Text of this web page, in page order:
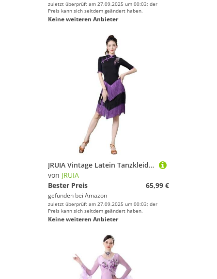
zuletzt überprüft am 27.09.2025 um 00:03; der
Preis kann sich seitdem geändert haben.
Keine weiteren Anbieter
JRUIA Vintage Latein Tanzkleider Für Damen Salsa Ballsaal Tanzkleidung Mit Mehrlagigen Quasten Cha Cha Tango Tanzoutfit Mit Stickerei Kostüm Für Rumba Und Samba,Lila,L
von JRUIA
Bester Preis
65,99 €
gefunden bei Amazon
zuletzt überprüft am 27.09.2025 um 00:03; der
Preis kann sich seitdem geändert haben.
Keine weiteren Anbieter